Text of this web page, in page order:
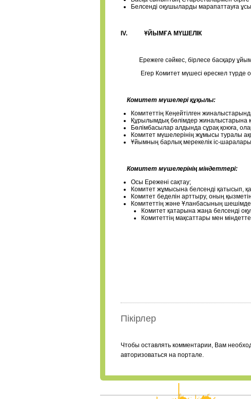
Белсенді оқушыларды марапаттауға
IV. ҰЙЫМҒА МҮШЕЛІК
Ережеге сәйкес, бірлесе басқару
Егер Комитет мүшесі өрескел түрде
Комитет мүшелері құқылы:
Комитеттің Кеңейтілген
Құрылымдық бөлімдер жиналыстарына
Бөлімбасылар алдында сұрақ қоюға,
Комитет мүшелерінің жұмысы туралы
Ұйымның барлық мерекелік іс-
Комитет мүшелерінің міндеттері:
Осы Ережені сақтау;
Комитет жұмысына белсенді қатысып,
Комитет беделін арттыру, оның
Комитеттің және Ұланбасының
Комитет қатарына жаңа белсенді
Комитеттің мақсаттары мен
Пікірлер
Чтобы оставлять комментарии, Вам
авторизоваться на портале.